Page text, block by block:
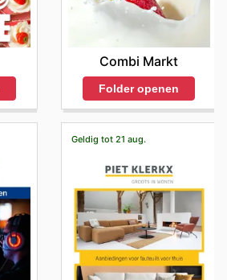
Combi Markt
Folder openen
Geldig tot 21 aug.